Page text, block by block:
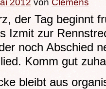
2012 von Clemens
der Tag beginnt
Izmit zur
noch Abschied
Komm gut
bleibt aus